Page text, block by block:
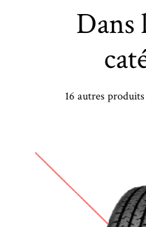
Dans
16 autres